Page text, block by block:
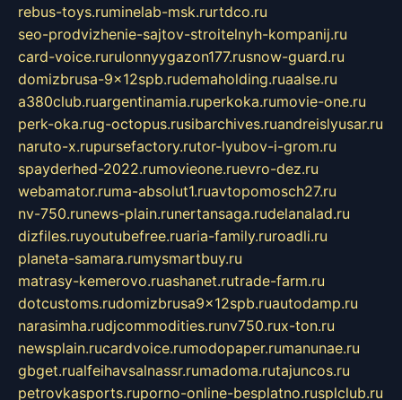
rebus-toys.ruminelab-msk.rurtdco.ru
seo-prodvizhenie-sajtov-stroitelnyh-kompanij.ru
card-voice.rurulonnyygazon177.rusnow-guard.ru
domizbrusa-9x12spb.rudemaholding.ruaalse.ru
a380club.ruargentinamia.ruperkoka.rumovie-one.ru
perk-oka.rug-octopus.rusibarchives.ruandreislyusar.ru
naruto-x.rupursefactory.rutor-lyubov-i-grom.ru
spayderhed-2022.rumovieone.ruevro-dez.ru
webamator.ruma-absolut1.ruavtopomosch27.ru
nv-750.runews-plain.runertansaga.rudelanalad.ru
dizfiles.ruyoutubefree.ruaria-family.ruroadli.ru
planeta-samara.rumysmartbuy.ru
matrasy-kemerovo.ruashanet.rutrade-farm.ru
dotcustoms.rudomizbrusa9x12spb.ruautodamp.ru
narasimha.rudjcommodities.runv750.rux-ton.ru
newsplain.rucardvoice.rumodopaper.rumanunae.ru
gbget.rualfeihavsalnassr.rumadoma.rutajuncos.ru
petrovkasports.ruporno-online-besplatno.rusplclub.ru